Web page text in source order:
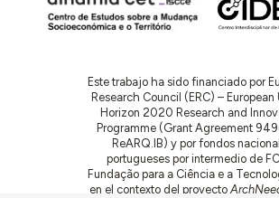
Este trabajo ha sido financiado por
Research Council (ERC) – European
Horizon 2020 Research and
Programme (Grant Agreement
ReARQ.IB) y por fondos
portugueses por intermedio de
Fundação para a Ciência e a
en el contexto del proyecto